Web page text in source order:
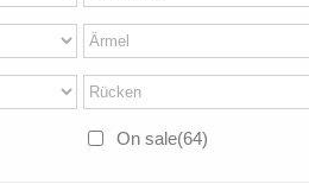
On sale(64)